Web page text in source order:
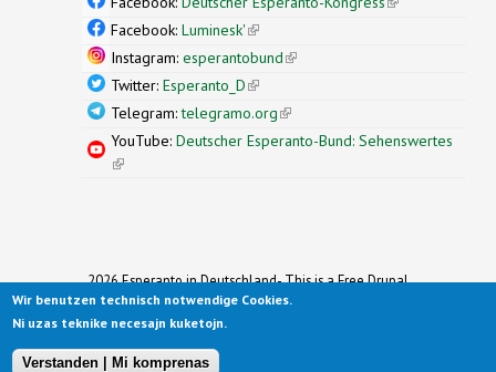
Facebook: Luminesk'(link is external)
Instagram: esperantobund(link is external)
Twitter: Esperanto_D(link is external)
Telegram:telegramo.org(link is external)
YouTube: Deutscher Esperanto-Bund: Sehenswertes
(link is external)
2026 Esperanto in Deutschland- This is a Free Drupal
Theme
Ported to Drupal for the Open Source Community by
Original design by
Wir benutzen technisch notwendige Cookies.
Ni uzas teknike necesajn kuketojn.
Verstanden | Mi komprenas